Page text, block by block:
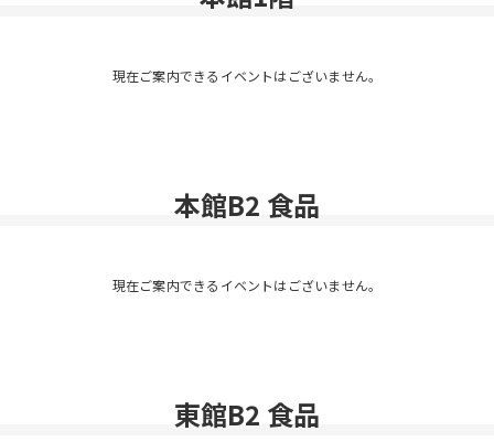
現在ご案内できるイベントはございません。
本館B2 食品
現在ご案内できるイベントはございません。
東館B2 食品